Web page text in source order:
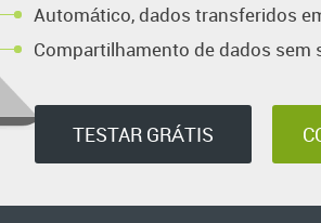
Automático, dados transferidos
Compartilhamento de dados sem
TESTAR GRÁTIS